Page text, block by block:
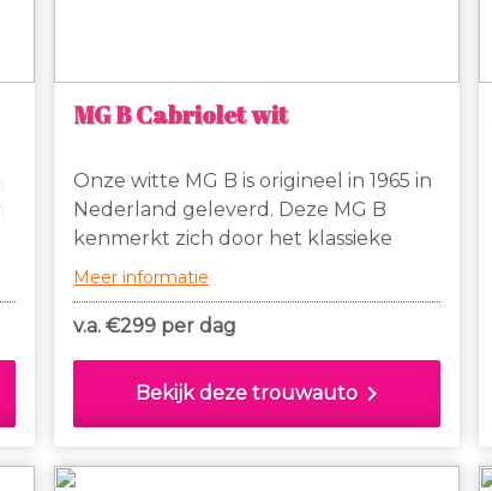
MG B Cabriolet wit
Onze witte MG B is origineel in 1965 in
Nederland geleverd. Deze MG B
kenmerkt zich door het klassieke
dashboard, de zwart leren stoelen,
spaakvelgen, originele chromen
waarop een leuke vintage koffer kan
worden vastgemaakt.
Meer informatie
v.a. €299 per dag
Bekijk deze trouwautochevron_right